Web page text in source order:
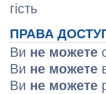
гість
ПРАВА
Ви не можете
Ви не можете
Ви не можете